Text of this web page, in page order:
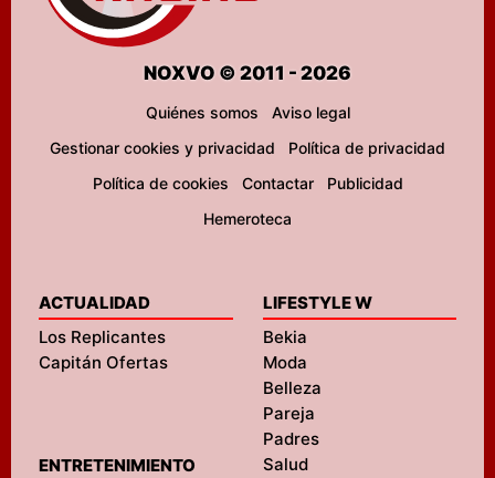
NOXVO © 2011 - 2026
Quiénes somos
Aviso legal
Gestionar cookies y privacidad
Política de privacidad
Política de cookies
Contactar
Publicidad
Hemeroteca
ACTUALIDAD
Los Replicantes
Capitán Ofertas
ENTRETENIMIENTO
LIFESTYLE W
Bekia
Moda
Belleza
Pareja
Padres
Salud